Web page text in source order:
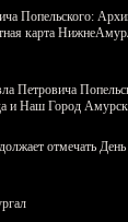
Попельского:
карта
Петровича
и Наш Город Амурск
отмечать